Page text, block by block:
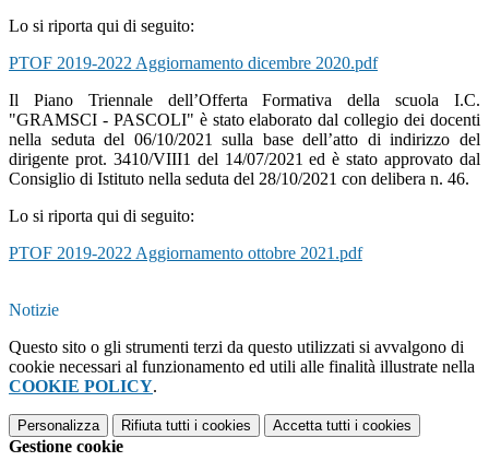
Lo si riporta qui di seguito:
PTOF 2019-2022 Aggiornamento dicembre 2020.pdf
Il Piano Triennale dell’Offerta Formativa della scuola I.C.
"GRAMSCI - PASCOLI" è stato elaborato dal collegio dei docenti
nella seduta del 06/10/2021 sulla base dell’atto di indirizzo del
dirigente prot. 3410/VIII1 del 14/07/2021 ed è stato approvato dal
Consiglio di Istituto nella seduta del 28/10/2021 con delibera n. 46.
Lo si riporta qui di seguito:
PTOF 2019-2022 Aggiornamento ottobre 2021.pdf
Notizie
Questo sito o gli strumenti terzi da questo utilizzati si avvalgono di
cookie necessari al funzionamento ed utili alle finalità illustrate nella
COOKIE POLICY.
Personalizza Rifiuta tutti i cookies Accetta tutti i cookies
Gestione cookie